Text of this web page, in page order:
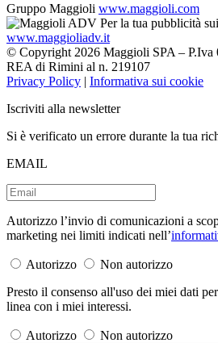
Gruppo Maggioli www.maggioli.com
Per la tua pubblicità
www.maggioliadv.it
© Copyright 2026 Maggioli SPA – P.Iva
REA di Rimini al n. 219107
Privacy Policy | Informativa sui cookie
Iscriviti alla newsletter
Si è verificato un errore durante la tua
EMAIL
Autorizzo l’invio di comunicazioni a
marketing nei limiti indicati nell’
Autorizzo
Non autorizzo
Presto il consenso all'uso dei miei dati
linea con i miei interessi.
Autorizzo Non autorizzo